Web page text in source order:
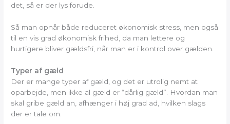
det, så er der lys forude.
Så man opnår både reduceret økonomisk stress, men også
til en vis grad økonomisk frihed, da man lettere og
hurtigere bliver gældsfri, når man er i kontrol over gælden.
Typer af gæld
Der er mange typer af gæld, og det er utrolig nemt at
oparbejde, men ikke al gæld er “dårlig gæld”. Hvordan man
skal gribe gæld an, afhænger i høj grad ad, hvilken slags
der er tale om.